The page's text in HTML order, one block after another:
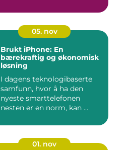
05. nov
Brukt iPhone: En
bærekraftig og økonomisk
løsning
I dagens teknologibaserte
samfunn, hvor å ha den
nyeste smarttelefonen
nesten er en norm, kan ...
01. nov